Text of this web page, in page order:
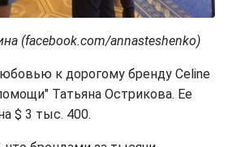
(facebook.com/annasteshenko)
к дорогому бренду Celine
Татьяна Острикова. Ее
$ 3 тыс. 400.